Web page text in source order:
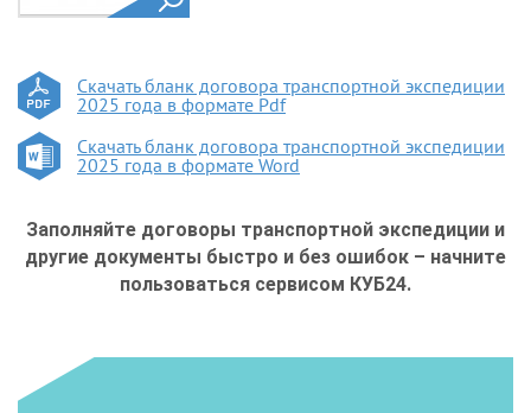
Скачать бланк договора транспортной экспедиции
2025 года в формате Pdf
Скачать бланк договора транспортной экспедиции
2025 года в формате Word
Заполняйте договоры транспортной экспедиции и
другие документы быстро и без ошибок – начните
пользоваться сервисом КУБ24.